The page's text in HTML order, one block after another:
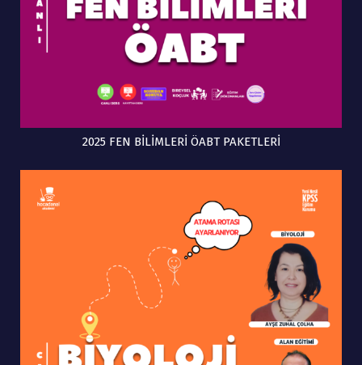
2025 FEN BİLİMLERİ ÖABT PAKETLERİ